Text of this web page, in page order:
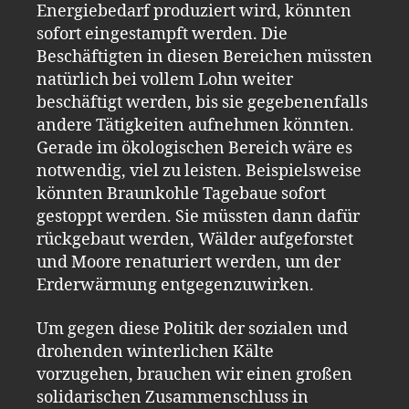
Energiebedarf produziert wird, könnten
sofort eingestampft werden. Die
Beschäftigten in diesen Bereichen müssten
natürlich bei vollem Lohn weiter
beschäftigt werden, bis sie gegebenenfalls
andere Tätigkeiten aufnehmen könnten.
Gerade im ökologischen Bereich wäre es
notwendig, viel zu leisten. Beispielsweise
könnten Braunkohle Tagebaue sofort
gestoppt werden. Sie müssten dann dafür
rückgebaut werden, Wälder aufgeforstet
und Moore renaturiert werden, um der
Erderwärmung entgegenzuwirken.
Um gegen diese Politik der sozialen und
drohenden winterlichen Kälte
vorzugehen, brauchen wir einen großen
solidarischen Zusammenschluss in